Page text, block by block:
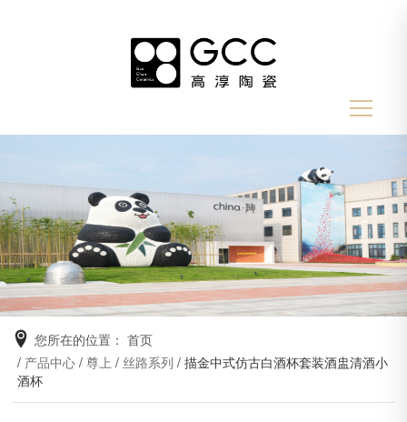
您所在的位置： 首页
/ 产品中心 /尊上 / 丝路系列 / 描金中式仿古白酒杯套装酒盅清酒小
酒杯